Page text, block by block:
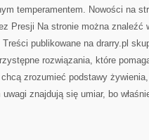
temperamentem. Nowości na
Presji Na stronie można znaleźć
publikowane na drarry.pl
rozwiązania, które
zrozumieć podstawy
znajdują się umiar, bo